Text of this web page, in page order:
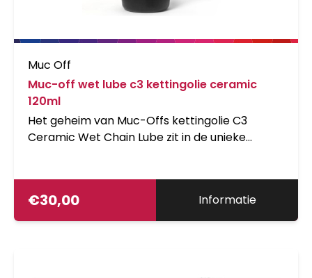
Muc Off
Muc-off wet lube c3 kettingolie ceramic
120ml
Het geheim van Muc-Offs kettingolie C3
Ceramic Wet Chain Lube zit in de unieke
gebruik van Boron Nitride en Fluoro Polymers
om een lage frictie en de best mogelijke
€30,00 Informatie